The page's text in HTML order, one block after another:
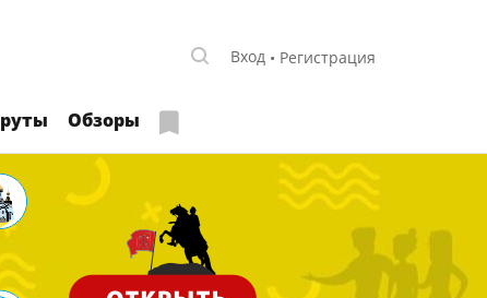
Вход Регистрация
Обзоры